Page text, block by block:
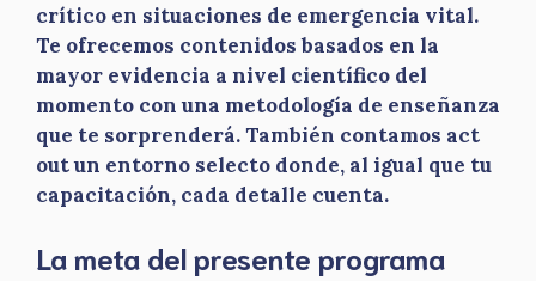
crítico en situaciones de emergencia vital.
Te ofrecemos contenidos basados en la
mayor evidencia a nivel científico del
momento con una metodología de enseñanza
que te sorprenderá. También contamos act
out un entorno selecto donde, al igual que tu
capacitación, cada detalle cuenta.
La meta del presente programa